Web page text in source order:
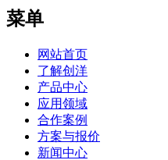
菜单
网站首页
了解创洋
产品中心
应用领域
合作案例
方案与报价
新闻中心